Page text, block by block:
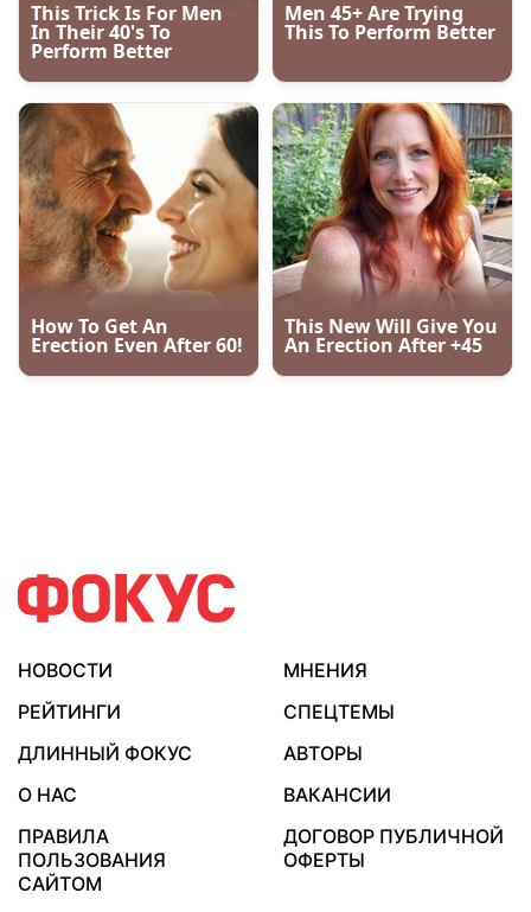
НОВОСТИ
МНЕНИЯ
РЕЙТИНГИ
СПЕЦТЕМЫ
ДЛИННЫЙ ФОКУС
АВТОРЫ
О НАС
ВАКАНСИИ
ПРАВИЛА
ПОЛЬЗОВАНИЯ
САЙТОМ
ДОГОВОР ПУБЛИЧНОЙ
ОФЕРТЫ